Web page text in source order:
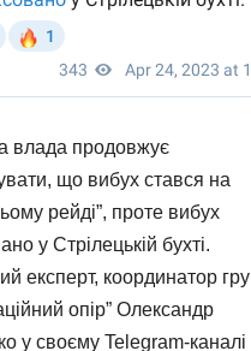
влада продовжує
що вибух стався на
рейді”, проте вибух
у Стрілецькій бухті.
експерт, координатор
опір” Олександр
у своєму Telegram-каналі